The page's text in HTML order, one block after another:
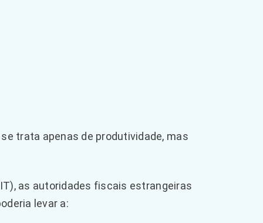
trata apenas de produtividade, mas
as autoridades fiscais estrangeiras
levar a: